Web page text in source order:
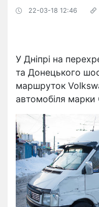
22-03-18 12:46
У Дніпрі на
та Донецького
маршруток
автомобіля марки